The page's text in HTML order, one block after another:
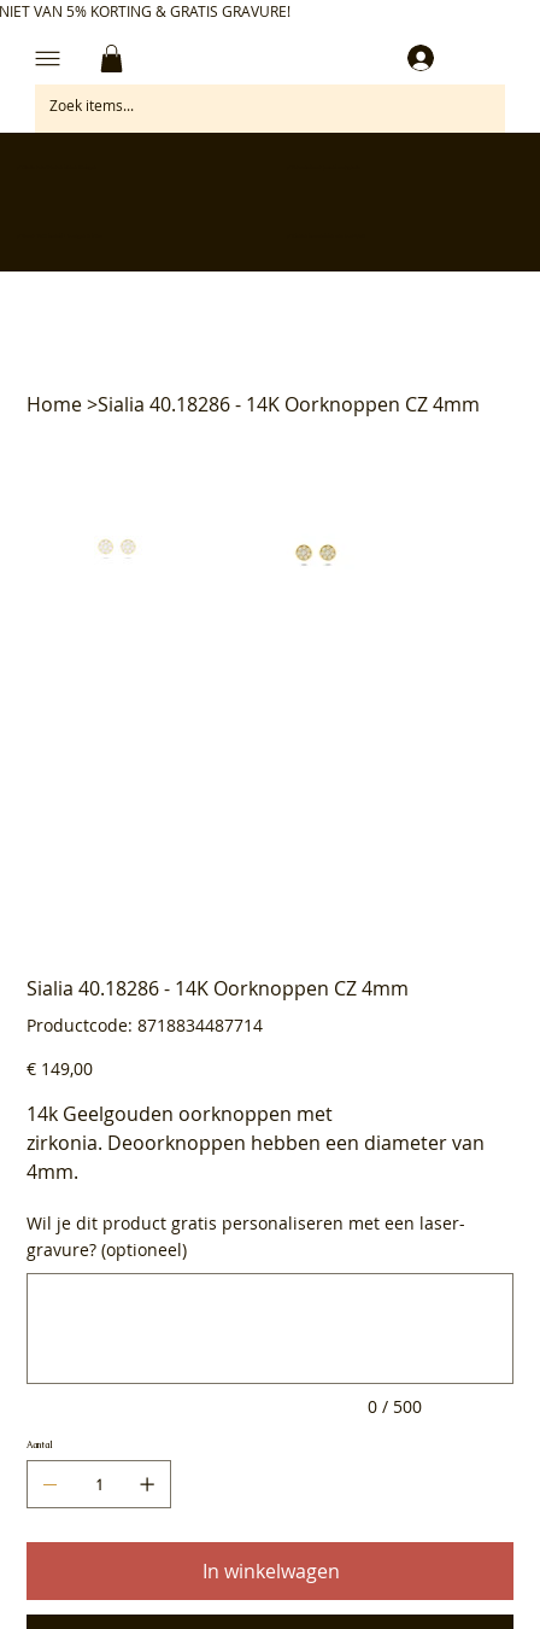
VAN 5% KORTING & GRATIS GRAVURE!
Home>Sialia 40.18286 - 14K Oorknoppen CZ 4mm
Sialia 40.18286 - 14K Oorknoppen CZ 4mm
Productcode: Productcode
8718834487714
8718834487714
Prijs
€ 149,00
14k Geelgouden oorknoppen met
zirkonia. Deoorknoppen hebben een diameter van
4mm.
Wil je dit product gratis personaliseren met een laser-
gravure? (optioneel)
0 / 500
Aantal
In winkelwagen